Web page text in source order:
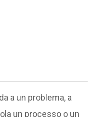
a un problema, a
un processo o un